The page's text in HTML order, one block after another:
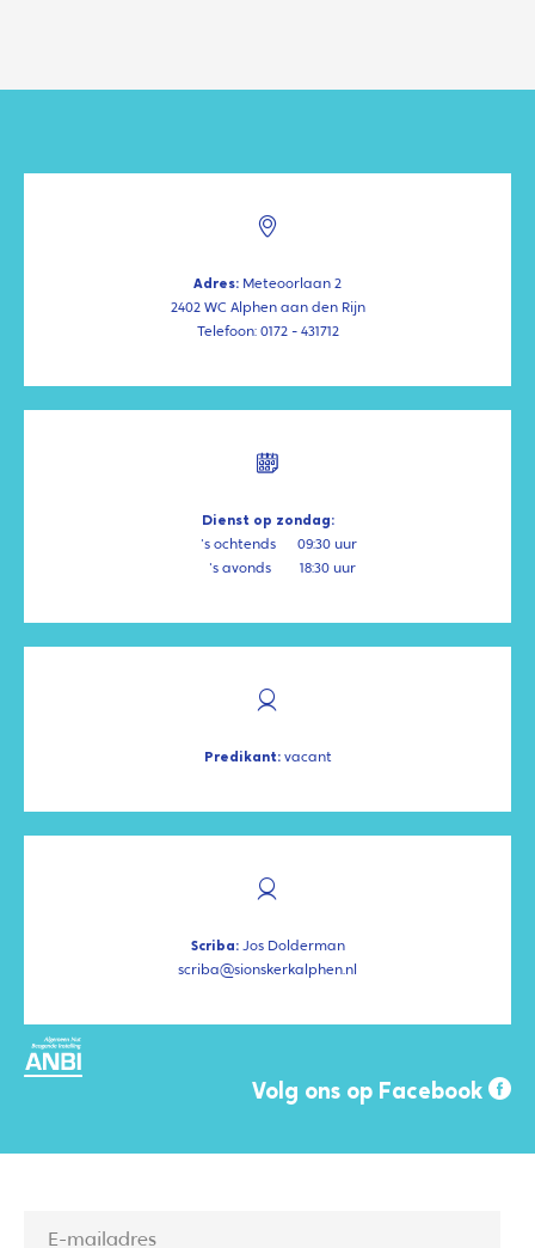
Adres: Meteoorlaan 2
2402 WC Alphen aan den Rijn
Telefoon: 0172 - 431712
Dienst op zondag:
's ochtends
09:30 uur
's avonds
18:30 uur
Predikant:vacant
Scriba:Jos Dolderman
scriba@sionskerkalphen.nl
Volg ons op Facebook